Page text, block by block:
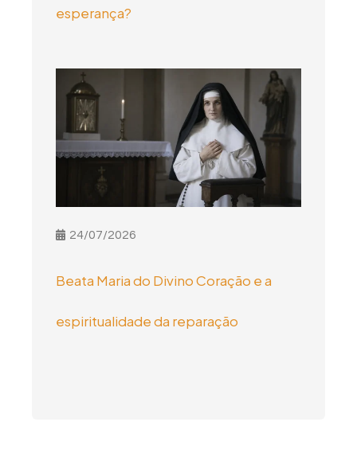
esperança?
24/07/2026
Beata Maria do Divino Coração e a
espiritualidade da reparação